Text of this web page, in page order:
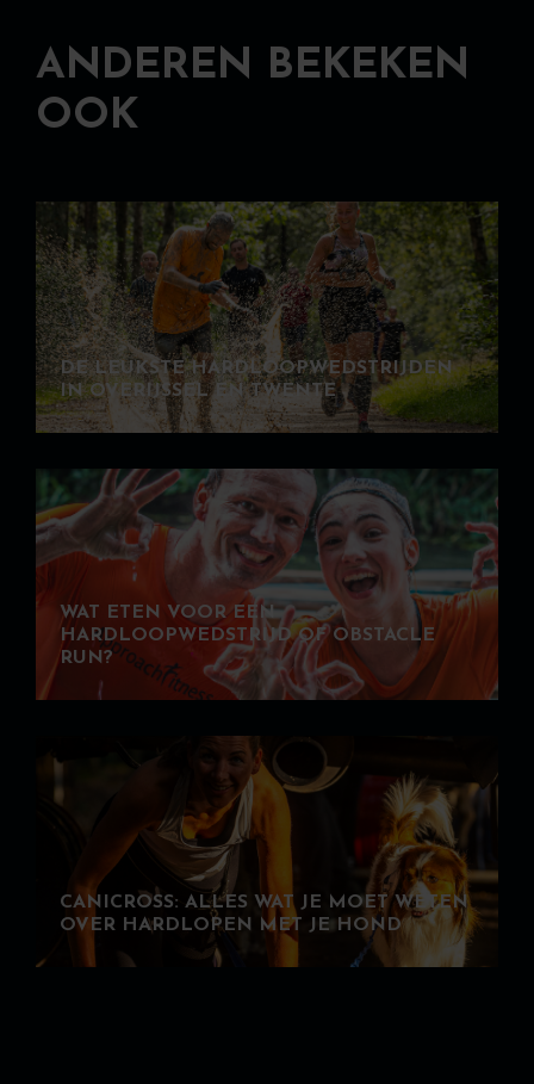
ANDEREN BEKEKEN
OOK
DE LEUKSTE HARDLOOPWEDSTRIJDEN
IN OVERIJSSEL EN TWENTE
WAT ETEN VOOR EEN
HARDLOOPWEDSTRIJD OF OBSTACLE
RUN?
CANICROSS: ALLES WAT JE MOET WETEN
OVER HARDLOPEN MET JE HOND